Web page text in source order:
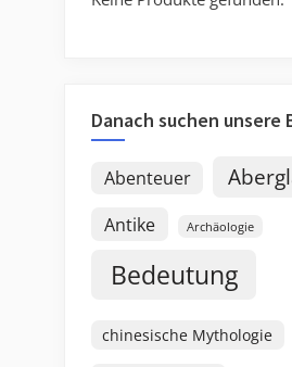
Danach suchen unsere
Abenteuer
Antike Archäologie
Bedeutung
chinesische Mythologie